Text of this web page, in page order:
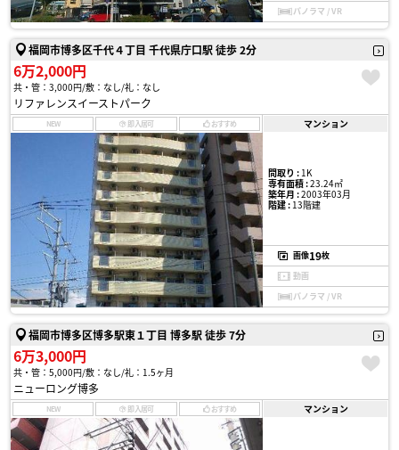
パノラマ / VR
福岡市博多区千代４丁目 千代県庁口駅 徒歩 2分
6万2,000円
共・管：3,000円 敷：なし 礼：なし
リファレンスイーストパーク
NEW 即入居可 おすすめ マンション
間取り :1K
専有面積 :23.24㎡
築年月 :2003年03月
階建 :13階建
画像19枚
動画
パノラマ / VR
福岡市博多区博多駅東１丁目 博多駅 徒歩 7分
6万3,000円
共・管：5,000円 敷：なし 礼：1.5ヶ月
ニューロング博多
NEW 即入居可 おすすめ マンション